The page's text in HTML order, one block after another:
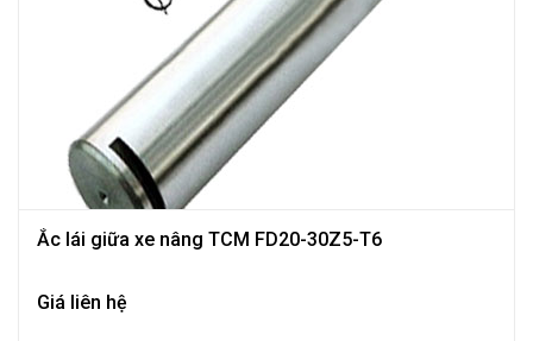
Ắc lái giữa xe nâng TCM FD20-30Z5-T6
Giá liên hệ